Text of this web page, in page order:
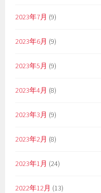
2023年7月 (9)
2023年6月 (9)
2023年5月 (9)
2023年4月 (8)
2023年3月 (9)
2023年2月 (8)
2023年1月 (24)
2022年12月 (13)